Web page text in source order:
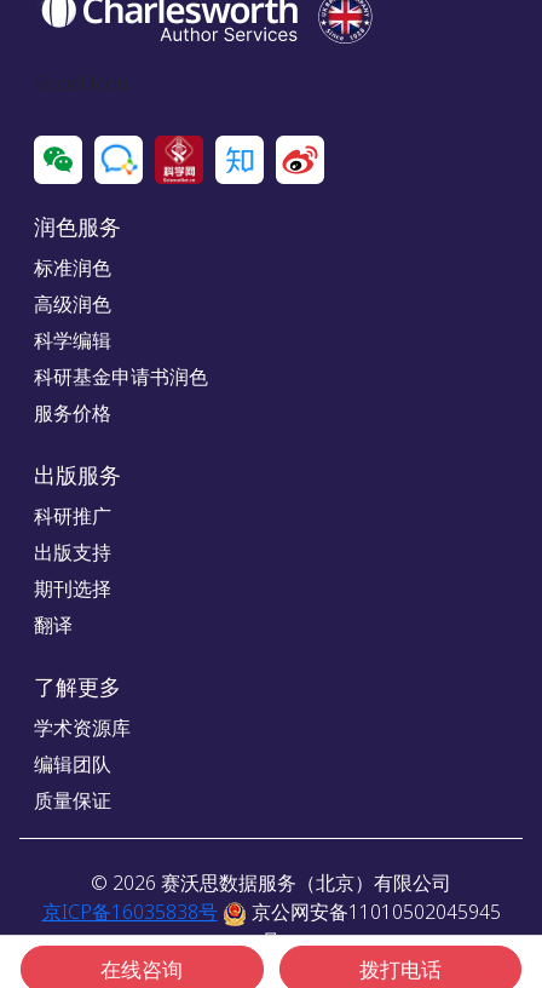
Social Icon
润色服务
标准润色
高级润色
科学编辑
科研基金申请书润色
服务价格
出版服务
科研推广
出版支持
期刊选择
翻译
了解更多
学术资源库
编辑团队
质量保证
© 2026 赛沃思数据服务（北京）有限公司
京ICP备16035838号
京公网安备11010502045945
号
在线咨询 拨打电话